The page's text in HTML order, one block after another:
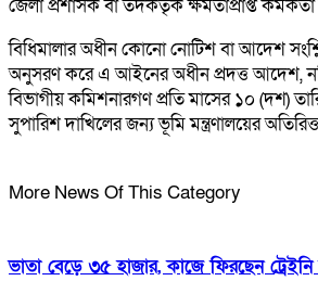
জেলা প্রশাসক বা তদকর্তৃক ক্ষমতাপ্রাপ্ত
বিধিমালার অধীন কোনো নোটিশ বা আদেশ
অনুসরণ করে এ আইনের অধীন প্রদত্ত আদেশ, নথি
বিভাগীয় কমিশনারগণ প্রতি মাসের ১০ (দশ)
সুপারিশ দাখিলের জন্য ভূমি মন্ত্রণালয়ের
More News Of This Category
ভাতা বেড়ে ৩৫ হাজার, কাজে ফিরছেন